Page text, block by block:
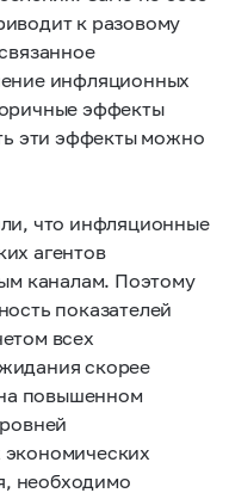
к разовому
инфляционных
эффекты
эти эффекты можно
что инфляционные
агентов
каналам. Поэтому
показателей
всех
скорее
повышенном
необходимо